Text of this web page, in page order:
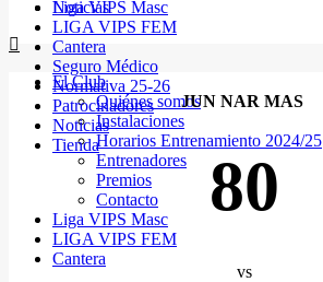
Noticias
El Club
Quiénes somos
Instalaciones
Horarios Entrenamiento 2024/25
Entrenadores
Premios
Contacto
Liga VIPS Masc
LIGA VIPS FEM
Cantera
Liga VIPS Masc
LIGA VIPS FEM
Cantera
Seguro Médico
Normativa 25-26
Patrocinadores
Noticias
Tienda
JUN NAR MAS
80
vs